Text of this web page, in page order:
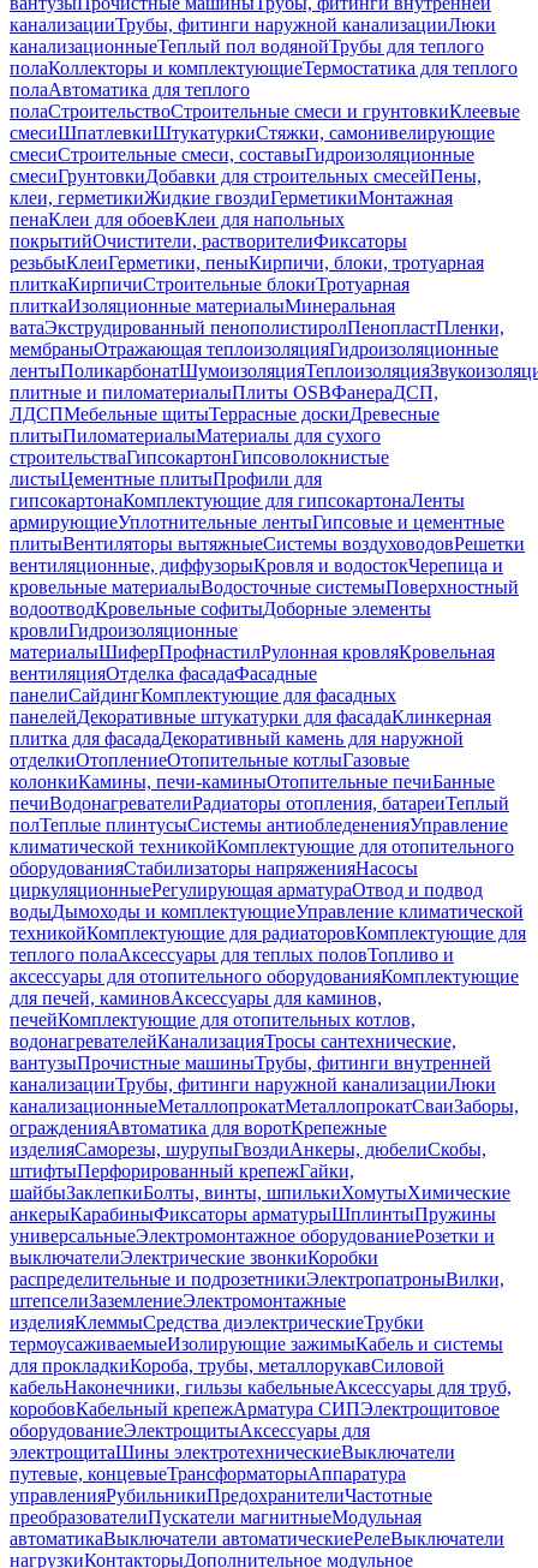
канализацииТрубы, фитинги наружной канализацииЛюки
канализационныеТеплый пол водянойТрубы для теплого
полаКоллекторы и комплектующиеТермостатика для теплого
полаАвтоматика для теплого
полаСтроительствоСтроительные смеси и грунтовкиКлеевые
смесиШпатлевкиШтукатуркиСтяжки, самонивелирующие
смесиСтроительные смеси, составыГидроизоляционные
смесиГрунтовкиДобавки для строительных смесейПены,
клеи, герметикиЖидкие гвоздиГерметикиМонтажная
пенаКлеи для обоевКлеи для напольных
покрытийОчистители, растворителиФиксаторы
резьбыКлеиГерметики, пеныКирпичи, блоки, тротуарная
плиткаКирпичиСтроительные блокиТротуарная
плиткаИзоляционные материалыМинеральная
ватаЭкструдированный пенополистиролПенопластПленки,
мембраныОтражающая теплоизоляцияГидроизоляционные
лентыПоликарбонатШумоизоляцияТеплоизоляция
плитные и пиломатериалыПлиты OSBФанераДСП,
ЛДСПМебельные щитыТеррасные доскиДревесные
плитыПиломатериалыМатериалы для сухого
строительстваГипсокартонГипсоволокнистые
листыЦементные плитыПрофили для
гипсокартонаКомплектующие для гипсокартонаЛенты
армирующиеУплотнительные лентыГипсовые и цементные
плитыВентиляторы вытяжныеСистемы воздуховодовРешетки
вентиляционные, диффузорыКровля и водостокЧерепица и
кровельные материалыВодосточные системыПоверхностный
водоотводКровельные софитыДоборные элементы
кровлиГидроизоляционные
материалыШиферПрофнастилРулонная кровляКровельная
вентиляцияОтделка фасадаФасадные
панелиСайдингКомплектующие для фасадных
панелейДекоративные штукатурки для фасадаКлинкерная
плитка для фасадаДекоративный камень для наружной
отделкиОтоплениеОтопительные котлыГазовые
колонкиКамины, печи-каминыОтопительные печиБанные
печиВодонагревателиРадиаторы отопления, батареиТеплый
полТеплые плинтусыСистемы антиобледененияУправление
климатической техникойКомплектующие для отопительного
оборудованияСтабилизаторы напряженияНасосы
циркуляционныеРегулирующая арматураОтвод и подвод
водыДымоходы и комплектующиеУправление климатической
техникойКомплектующие для радиаторовКомплектующие для
теплого полаАксессуары для теплых половТопливо и
аксессуары для отопительного оборудованияКомплектующие
для печей, каминовАксессуары для каминов,
печейКомплектующие для отопительных котлов,
водонагревателейКанализацияТросы сантехнические,
вантузыПрочистные машиныТрубы, фитинги внутренней
канализацииТрубы, фитинги наружной канализацииЛюки
канализационныеМеталлопрокатМеталлопрокатСваиЗаборы,
огражденияАвтоматика для воротКрепежные
изделияСаморезы, шурупыГвоздиАнкеры, дюбелиСкобы,
штифтыПерфорированный крепежГайки,
шайбыЗаклепкиБолты, винты, шпилькиХомутыХимические
анкерыКарабиныФиксаторы арматурыШплинтыПружины
универсальныеЭлектромонтажное оборудованиеРозетки и
выключателиЭлектрические звонкиКоробки
распределительные и подрозетникиЭлектропатроныВилки,
штепселиЗаземлениеЭлектромонтажные
изделияКлеммыСредства диэлектрическиеТрубки
термоусаживаемыеИзолирующие зажимыКабель и системы
для прокладкиКороба, трубы, металлорукавСиловой
кабельНаконечники, гильзы кабельныеАксессуары для труб,
коробовКабельный крепежАрматура СИПЭлектрощитовое
оборудованиеЭлектрощитыАксессуары для
электрощитаШины электротехническиеВыключатели
путевые, концевыеТрансформаторыАппаратура
управленияРубильникиПредохранителиЧастотные
преобразователиПускатели магнитныеМодульная
автоматикаВыключатели автоматическиеРелеВыключатели
нагрузкиКонтакторыДополнительное модульное